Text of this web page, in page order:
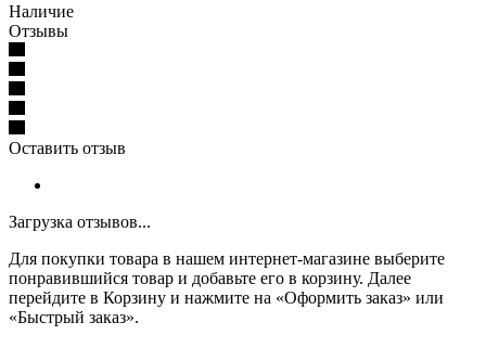
Наличие
Отзывы
Оставить отзыв
Загрузка отзывов...
Для покупки товара в нашем интернет-магазине выберите
понравившийся товар и добавьте его в корзину. Далее
перейдите в Корзину и нажмите на «Оформить заказ» или
«Быстрый заказ».